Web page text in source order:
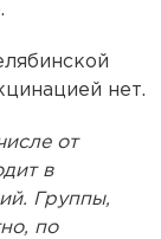
нет.
от
в
Группы,
по